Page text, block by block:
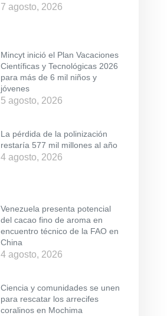
7 agosto, 2026
Mincyt inició el Plan Vacaciones
Científicas y Tecnológicas 2026
para más de 6 mil niños y
jóvenes
5 agosto, 2026
La pérdida de la polinización
restaría 577 mil millones al año
4 agosto, 2026
Venezuela presenta potencial
del cacao fino de aroma en
encuentro técnico de la FAO en
China
4 agosto, 2026
Ciencia y comunidades se unen
para rescatar los arrecifes
coralinos en Mochima